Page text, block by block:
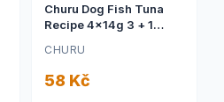
Churu Dog Fish Tuna
Recipe 4x14g 3 + 1
CHURU
58 Kč